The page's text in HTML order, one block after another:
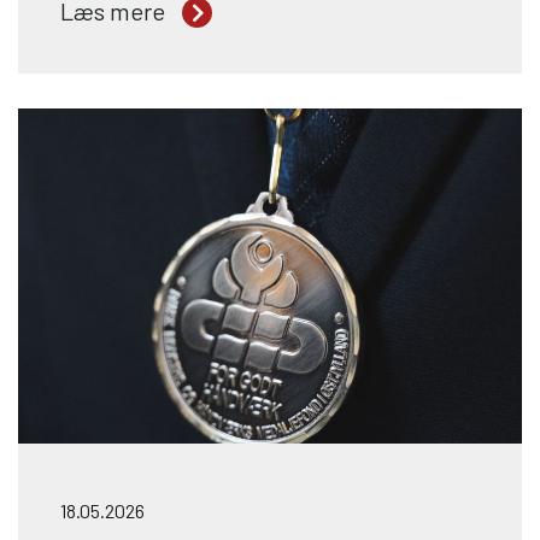
med et svendebrev i hånden. Oliver har
i lære hos spilvirksomheden Bitfire
Games, hvor han som 3D artist har
arbejdet på spillet DarkSwarm, der
udkommer senere i 2026.
Læs mere
18.05.2026